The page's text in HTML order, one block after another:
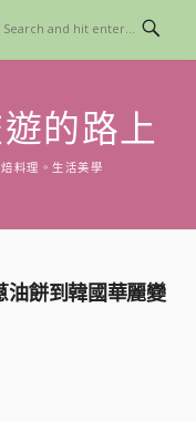
的路上
料理。生活美學
油餅到韓國華麗變